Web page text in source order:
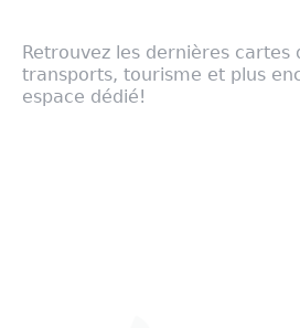
Retrouvez les dernières cartes
transports, tourisme et plus
espace dédié!